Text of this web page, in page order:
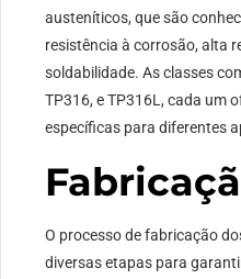
austeníticos, que são
resistência à corrosão, alta
soldabilidade. As classes
TP316, e TP316L, cada um
específicas para diferentes
O processo de fabricação
diversas etapas para